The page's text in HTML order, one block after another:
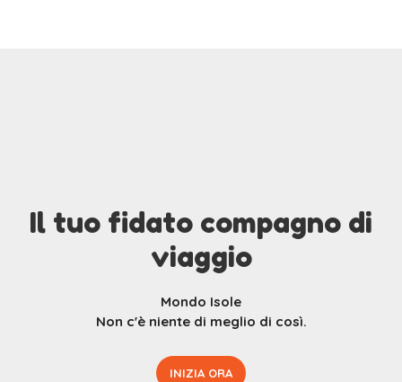
Il tuo fidato compagno di
viaggio
Mondo Isole
Non c'è niente di meglio di così.
INIZIA ORA